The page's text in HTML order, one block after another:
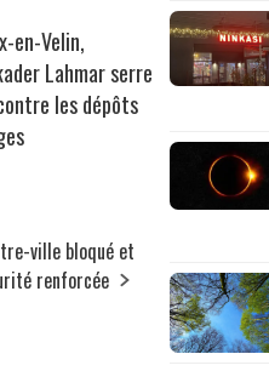
en-Velin,
Lahmar serre
les dépôts
ville bloqué et
renforcée